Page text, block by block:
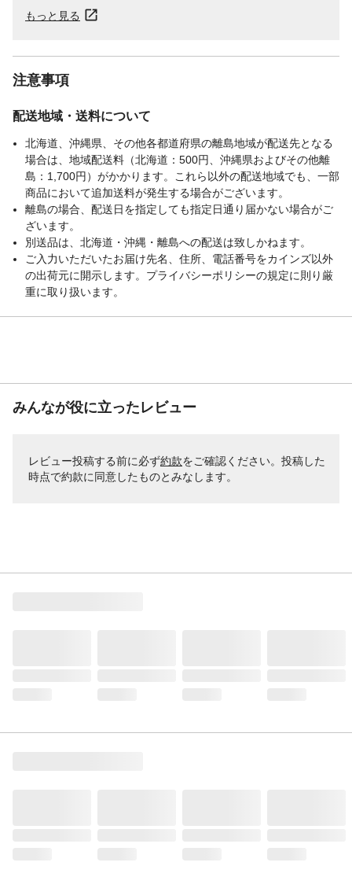
もっと見る
注意事項
配送地域・送料について
北海道、沖縄県、その他各都道府県の離島地域が配送先となる
場合は、地域配送料（北海道：500円、沖縄県およびその他離
島：1,700円）がかかります。これら以外の配送地域でも、一部
商品において追加送料が発生する場合がございます。
離島の場合、配送日を指定しても指定日通り届かない場合がご
ざいます。
別送品は、北海道・沖縄・離島への配送は致しかねます。
ご入力いただいたお届け先名、住所、電話番号をカインズ以外
の出荷元に開示します。プライバシーポリシーの規定に則り厳
重に取り扱います。
みんなが役に立ったレビュー
レビュー投稿する前に必ず約款をご確認ください。投稿した
時点で約款に同意したものとみなします。